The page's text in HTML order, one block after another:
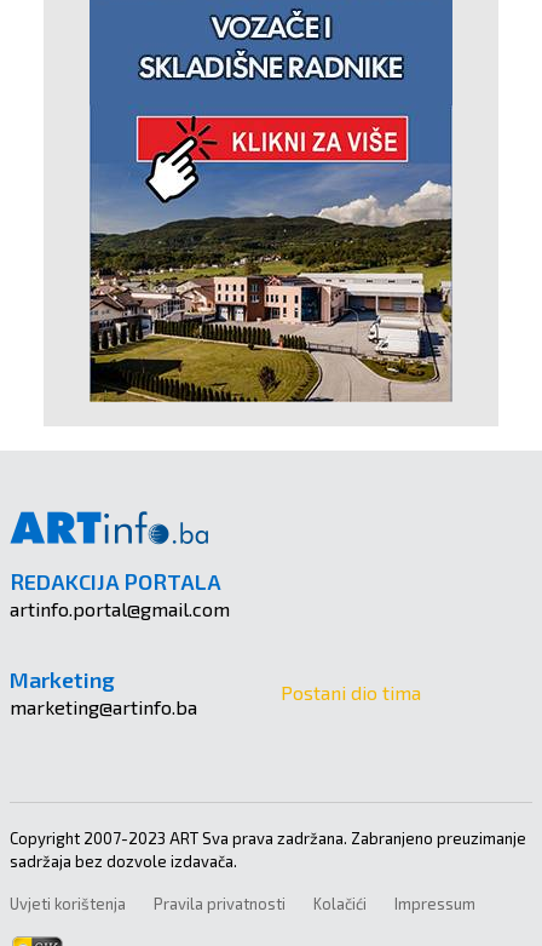
REDAKCIJA PORTALA
artinfo.portal@gmail.com
Marketing
marketing@artinfo.ba
Postani dio tima
Copyright 2007-2023 ART Sva prava zadržana. Zabranjeno preuzimanje
sadržaja bez dozvole izdavača.
Uvjeti korištenja Pravila privatnosti Kolačići Impressum